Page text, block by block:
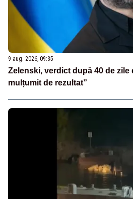
9 aug. 2026, 09:35
Zelenski, verdict după 40 de zile
mulțumit de rezultat”